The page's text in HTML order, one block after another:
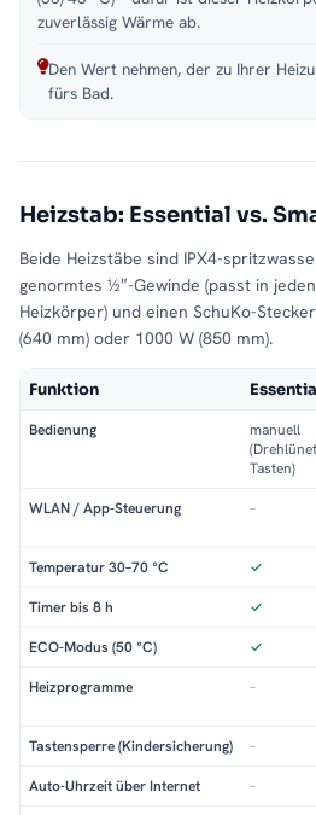
zuverlässig Wärme ab.
Den Wert nehmen, der zu Ihrer
fürs Bad.
Heizstab: Essential vs.
Beide Heizstäbe sind IPX4-
genormtes ½″-Gewinde (passt in
Heizkörper) und einen SchuKo-
(640 mm) oder 1000 W (850 mm).
Funktion
Bedienung
manuell
Tasten)
WLAN / App-Steuerung –
Temperatur 30–70 °C ✓
Timer bis 8 h ✓
ECO-Modus (50 °C) ✓
Heizprogramme –
Tastensperre (Kindersicherung) –
Auto-Uhrzeit über Internet –